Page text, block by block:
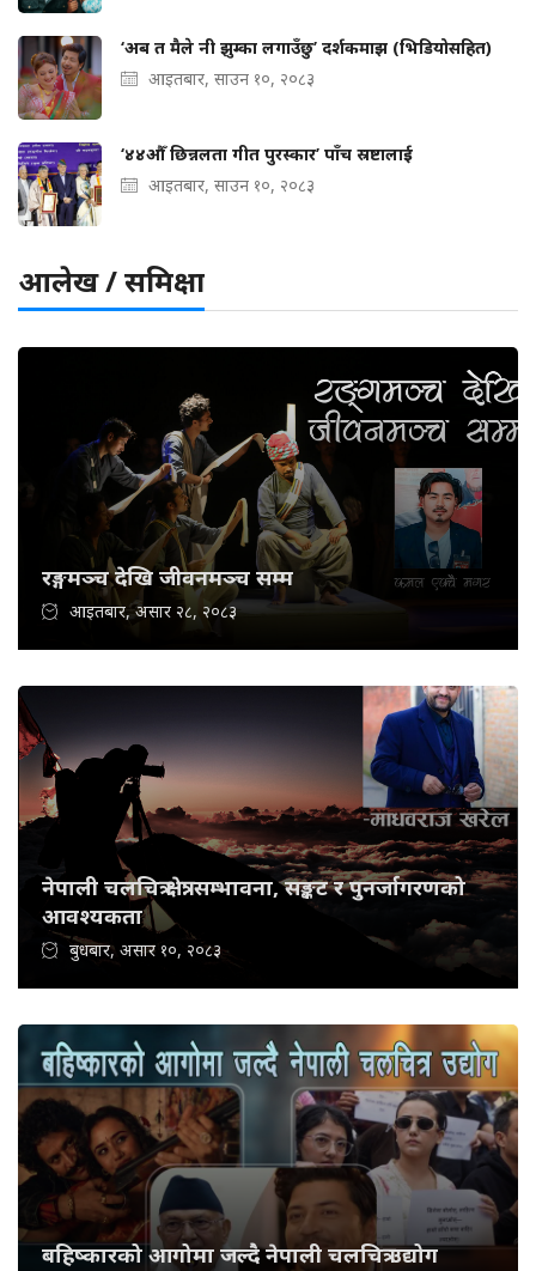
‘अब त मैले नी झुम्का लगाउँछु’ दर्शकमाझ (भिडियोसहित)
आइतबार, साउन १०, २०८३
‘४४औँ छिन्नलता गीत पुरस्कार’ पाँच स्रष्टालाई
आइतबार, साउन १०, २०८३
आलेख / समिक्षा
रङ्गमञ्च देखि जीवनमञ्च सम्म
आइतबार, असार २८, २०८३
नेपाली चलचित्र क्षेत्र: सम्भावना, सङ्कट र पुनर्जागरणको
आवश्यकता
बुधबार, असार १०, २०८३
बहिष्कारको आगोमा जल्दै नेपाली चलचित्र उद्योग